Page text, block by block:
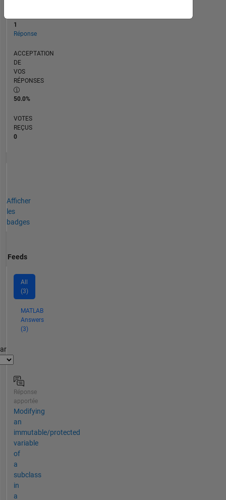
1
Réponse
ACCEPTATION
DE
VOS
RÉPONSES
50.0%
VOTES
REÇUS
0
Afficher
les
badges
Feeds
All
(3)
MATLAB
Answers
(3)
Réponse
apportée
Modifying
an
immutable/protected
variable
of
a
subclass
in
a